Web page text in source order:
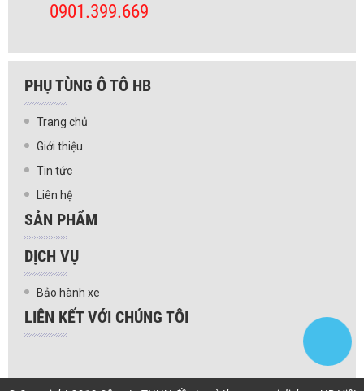
0901.399.669
PHỤ TÙNG Ô TÔ HB
Trang chủ
Giới thiệu
Tin tức
Liên hệ
SẢN PHẨM
DỊCH VỤ
Bảo hành xe
LIÊN KẾT VỚI CHÚNG TÔI